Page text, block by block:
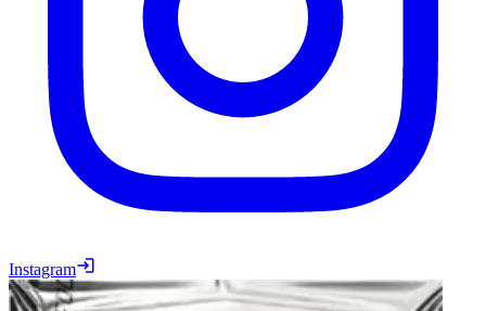
Instagram